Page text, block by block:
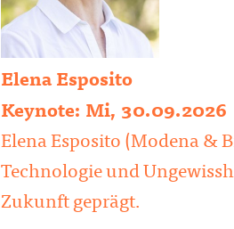
Elena Esposito
Keynote: Mi, 30.09.2026
Elena Esposito (Modena &
Technologie und
Zukunft geprägt.